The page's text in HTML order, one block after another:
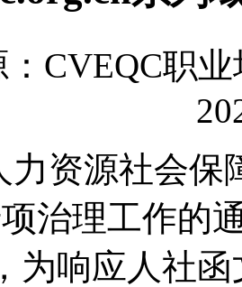
：CVEQC
力资源社会保
治理工作的
为响应人社